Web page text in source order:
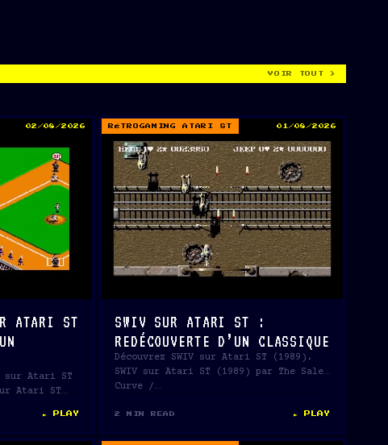
VOIR TOUT >
02/08/2026
ATARI ST
sur Atari ST
Atari ST
► PLAY
RÉTROGAMING ATARI ST 01/08/2026
SWIV SUR ATARI ST :
REDÉCOUVERTE D’UN CLASSIQUE
Découvrez SWIV sur Atari ST (1989).
SWIV sur Atari ST (1989) par The Sales
Curve /…
2 MIN READ ► PLAY